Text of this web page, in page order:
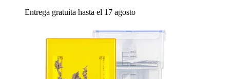
Entrega gratuita hasta el 17 agosto